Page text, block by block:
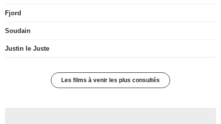
Fjord
Soudain
Justin le Juste
Les films à venir les plus consultés